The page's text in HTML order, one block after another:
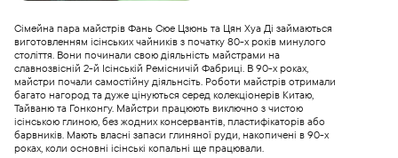
Сімейна пара майстрів Фань Сюе Цзюнь та Цян Хуа Ді займаються
виготовленням ісінських чайників з початку 80-х років минулого
століття. Вони починали свою діяльність майстрами на
славнозвісній 2-й Ісінській Ремісничій Фабриці. В 90-х роках,
майстри почали самостійну діяльнсіть. Роботи майстрів отримали
багато нагород та дуже цінуються серед колекціонерів Китаю,
Тайваню та Гонконгу. Майстри працюють виключно з чистою
ісінською глиною, без жодних консервантів, пластифікаторів або
барвників. Мають власні запаси глиняної руди, накопичені в 90-х
роках, коли основні ісінські копальні ще працювали.